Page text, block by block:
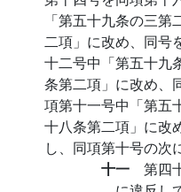
「第五十九条の三
二項」に改め、同号
十二号中「第五十九
条第二項」に改め、
項第十一号中「第五
十八条第二項」に改
し、同項第十号の次
十一 第四